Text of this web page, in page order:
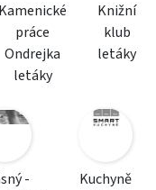
Kamenické
práce
Ondrejka
letáky
Knižní
klub
letáky
-
Kuchyně